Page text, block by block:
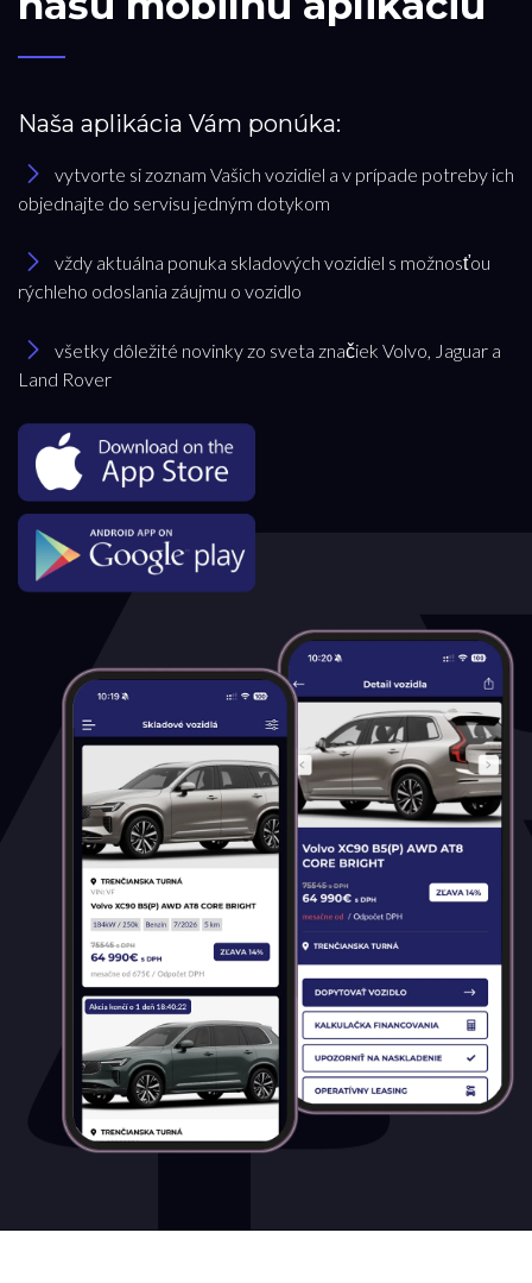
Naša aplikácia Vám ponúka:
vytvorte si zoznam Vašich vozidiel a v prípade potreby ich
objednajte do servisu jedným dotykom
vždy aktuálna ponuka skladových vozidiel s možnosťou
rýchleho odoslania záujmu o vozidlo
všetky dôležité novinky zo sveta značiek Volvo, Jaguar a
Land Rover